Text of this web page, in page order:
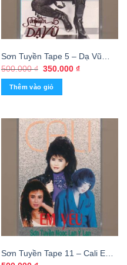
Sơn Tuyền Tape 5 – Dạ Vũ
(KGFR)
500.000₫ Giá
là:
500.000 ₫.
350.000 ₫Giá
Thêm vào giỏ
Sơn Tuyền Tape 11 – Cali Em